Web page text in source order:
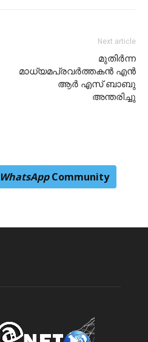
Next article
മുതിർന്ന
മാധ്യമപ്രവർത്തകൻ എൻ
ആർ എസ് ബാബു
അന്തരിച്ചു
WhatsAppCommunity